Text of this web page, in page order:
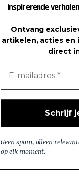
inspirerende
Ontvang
artikelen, acties en
direct
Geen spam, alleen
op elk moment.